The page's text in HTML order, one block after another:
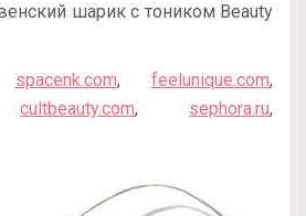
шарик с тоником Beauty
spacenk.com,feelunique.com,
cultbeauty.com, sephora.ru,